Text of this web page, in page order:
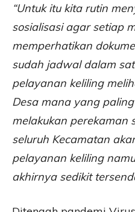
“Untuk itu kita rutin
sosialisasi agar setiap
memperhatikan
sudah jadwal dalam
pelayanan keliling
Desa mana yang
melakukan perekaman
seluruh Kecamatan
pelayanan keliling
akhirnya sedikit